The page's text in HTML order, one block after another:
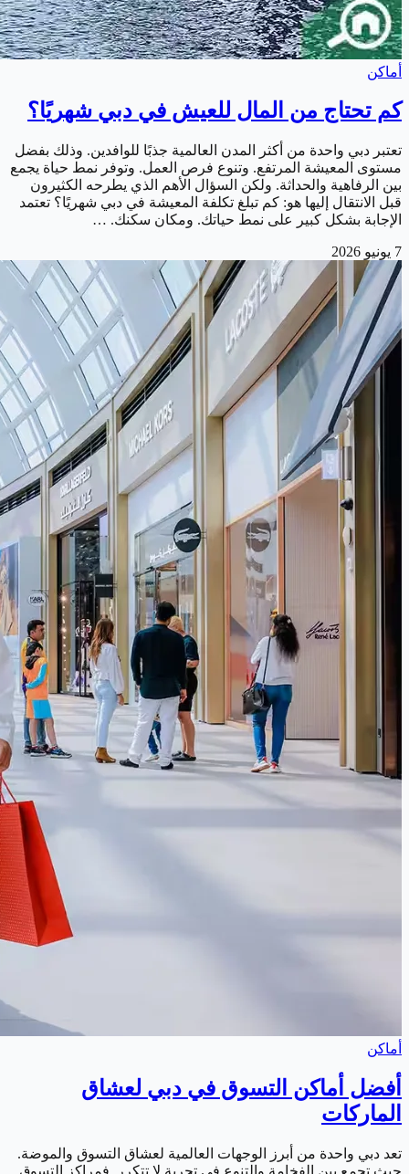
أماكن
كم تحتاج من المال للعيش في دبي شهريًا؟
تعتبر دبي واحدة من أكثر المدن العالمية جذبًا للوافدين. وذلك بفضل
مستوى المعيشة المرتفع. وتنوع فرص العمل. وتوفر نمط حياة يجمع
بين الرفاهية والحداثة. ولكن السؤال الأهم الذي يطرحه الكثيرون
قبل الانتقال إليها هو: كم تبلغ تكلفة المعيشة في دبي شهريًا؟ تعتمد
الإجابة بشكل كبير على نمط حياتك. ومكان سكنك. …
7 يونيو 2026
أماكن
أفضل أماكن التسوق في دبي لعشاق
الماركات
تعد دبي واحدة من أبرز الوجهات العالمية لعشاق التسوق والموضة.